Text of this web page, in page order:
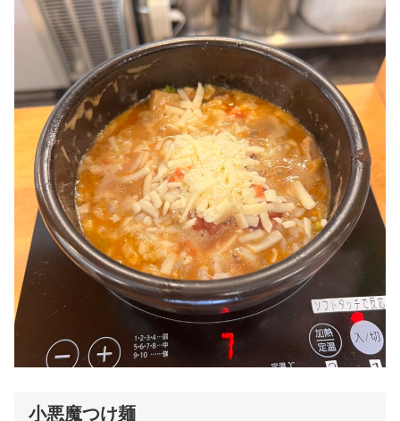
小悪魔つけ麺